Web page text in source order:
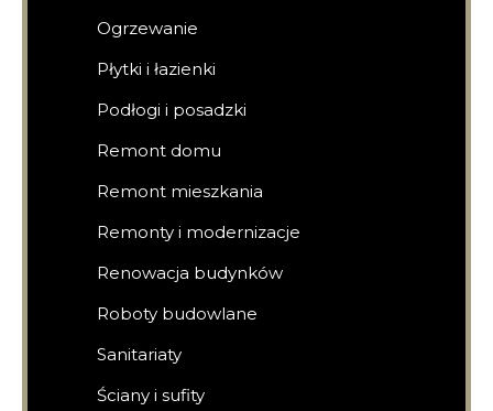
Ogrzewanie
Płytki i łazienki
Podłogi i posadzki
Remont domu
Remont mieszkania
Remonty i modernizacje
Renowacja budynków
Roboty budowlane
Sanitariaty
Ściany i sufity